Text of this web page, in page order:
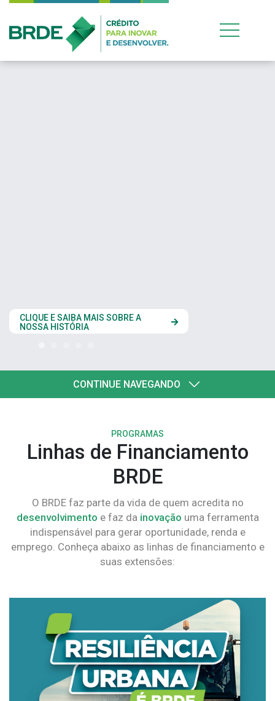
CLIQUE AQUI
CONTINUE NAVEGANDO
PROGRAMAS
Linhas de Financiamento
BRDE
O BRDE faz parte da vida de quem acredita no
desenvolvimento e faz da inovação uma ferramenta
indispensável para gerar oportunidade, renda e
emprego. Conheça abaixo as linhas de financiamento e
suas extensões: